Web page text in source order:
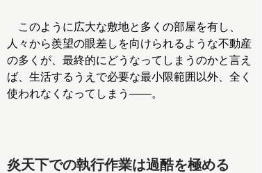
このように広大な敷地と多くの部屋を有し、
人々から羨望の眼差しを向けられるような不動産
の多くが、最終的にどうなってしまうのかと言え
ば、生活するうえで必要な最小限範囲以外、全く
使われなくなってしまう――。
炎天下での執行作業は過酷を極める